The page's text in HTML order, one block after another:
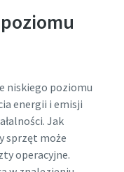
niskiego poziomu
energii i emisji
Jak
sprzęt może
operacyjne.